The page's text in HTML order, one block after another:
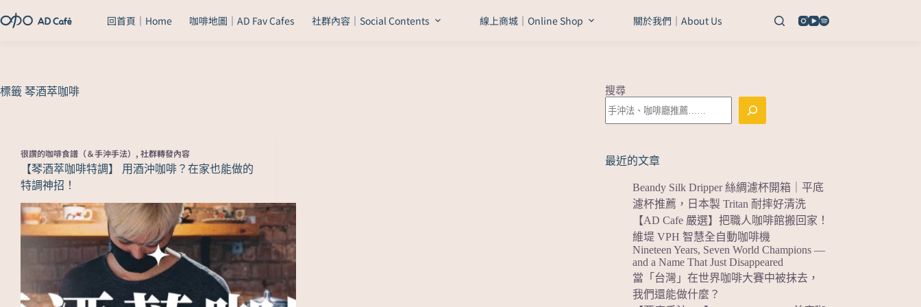
回首頁｜Home 咖啡地圖｜AD Fav Cafes 社群內容｜Social Contents 線上商城｜Online Shop 關於我們｜About Us
標籤 琴酒萃咖啡
很讚的咖啡食譜（＆手沖手法） , 社群轉發內容
【琴酒萃咖啡特調】 用酒沖咖啡？在家也能做的
特調神招！
搜尋
最近的文章
Beandy Silk Dripper 絲綢濾杯開箱｜平底
濾杯推薦，日本製 Tritan 耐摔好清洗
【AD Cafe 嚴選】把職人咖啡館搬回家！
維堤 VPH 智慧全自動咖啡機
Nineteen Years, Seven World Champions —
and a Name That Just Disappeared
當「台灣」在世界咖啡大賽中被抹去，
我們還能做什麼？